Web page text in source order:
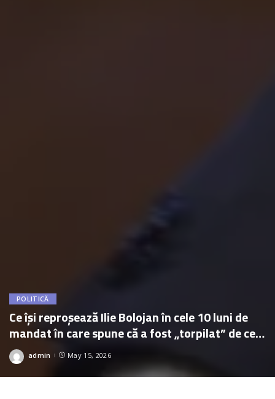
POLITICĂ
Ce își reproșează Ilie Bolojan în cele 10 luni de
mandat în care spune că a fost „torpilat” de cei
care ar fi trebuit să-l sprijine
Posted
admin May 15, 2026